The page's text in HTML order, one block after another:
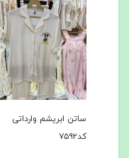
ابریشم وارداتی